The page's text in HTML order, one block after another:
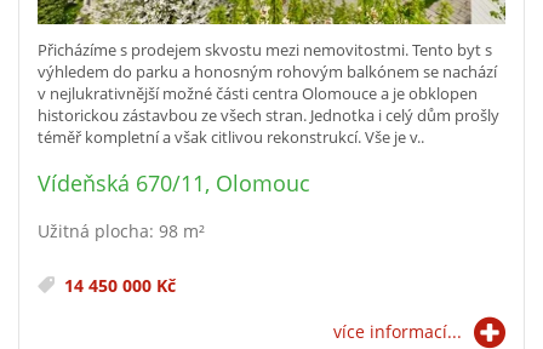
Přicházíme s prodejem skvostu mezi nemovitostmi. Tento byt s
výhledem do parku a honosným rohovým balkónem se nachází
v nejlukrativnější možné části centra Olomouce a je obklopen
historickou zástavbou ze všech stran. Jednotka i celý dům prošly
téměř kompletní a však citlivou rekonstrukcí. Vše je v..
Vídeňská 670/11, Olomouc
Užitná plocha: 98 m²
14 450 000 Kč
více informací...